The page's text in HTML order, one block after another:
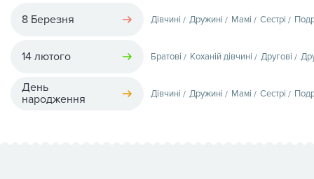
8 Березня Дівчині Дружині Мамі Сестрі
14 лютого Братові Коханій дівчині Другові
День
народження
Дівчині Дружині Мамі Сестрі